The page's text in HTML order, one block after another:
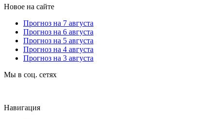
Новое на сайте
Прогноз на 7 августа
Прогноз на 6 августа
Прогноз на 5 августа
Прогноз на 4 августа
Прогноз на 3 августа
Мы в соц. сетях
Навигация